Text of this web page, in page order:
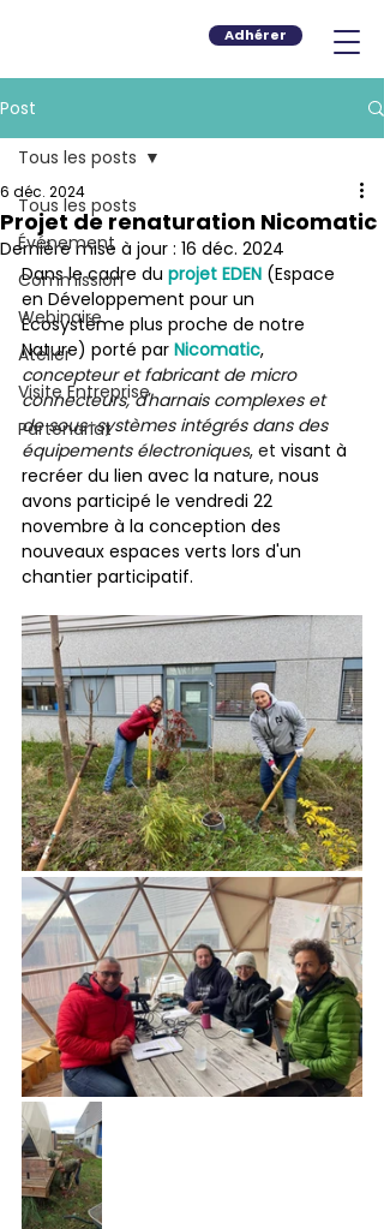
Adhérer
Post
Tous les posts
Événement
Commission
Webinaire
Atelier
Visite Entreprise
Partenariat
Tous les posts
Projet de renaturation Nicomatic
6 déc. 2024
Dernière mise à jour : 16 déc. 2024
Dans le cadre du projet EDEN (Espace
en Développement pour un
Écosystème plus proche de notre
Nature) porté par Nicomatic,
concepteur et fabricant de micro
connecteurs, d'harnais complexes et
de sous-systèmes intégrés dans des
équipements électroniques, et visant à
recréer du lien avec la nature, nous
avons participé le vendredi 22
novembre à la conception des
nouveaux espaces verts lors d'un
chantier participatif.